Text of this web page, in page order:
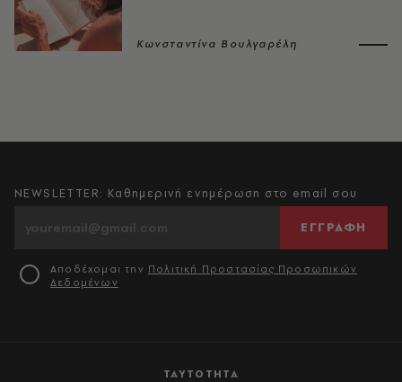
Κωνσταντίνα Βουλγαρέλη
ΤΑΥΤΟΤΗΤΑ
NEWSLETTER: Καθημερινή ενημέρωση στο email σου
ΕΓΓΡΑΦΗ
Αποδέχομαι την Πολιτική Προστασίας Προσωπικών
Δεδομένων